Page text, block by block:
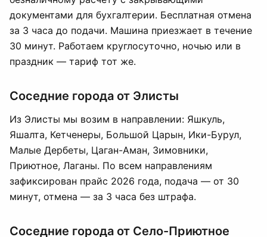
документами для бухгалтерии. Бесплатная отмена
за 3 часа до подачи. Машина приезжает в течение
30 минут. Работаем круглосуточно, ночью или в
праздник — тариф тот же.
Соседние города от Элисты
Из Элисты мы возим в направлении: Яшкуль,
Яшалта, Кетченеры, Большой Царын, Ики-Бурул,
Малые Дербеты, Цаган-Аман, Зимовники,
Приютное, Лаганы. По всем направлениям
зафиксирован прайс 2026 года, подача — от 30
минут, отмена — за 3 часа без штрафа.
Соседние города от Село-Приютное